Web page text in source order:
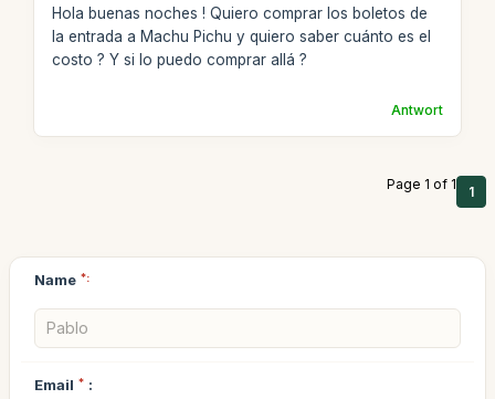
Hola buenas noches ! Quiero comprar los boletos de
la entrada a Machu Pichu y quiero saber cuánto es el
costo ? Y si lo puedo comprar allá ?
Antwort
Page 1 of 1 1
Name *:
Email * :